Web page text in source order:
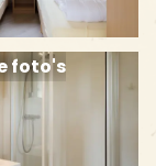
foto's